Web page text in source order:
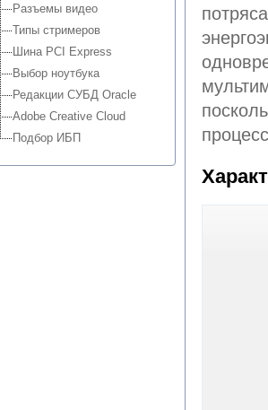
Разъемы видео
Типы стримеров
Шина PCI Express
Выбор ноутбука
Редакции СУБД Oracle
Adobe Creative Cloud
Подбор ИБП
мультимедийных файлов